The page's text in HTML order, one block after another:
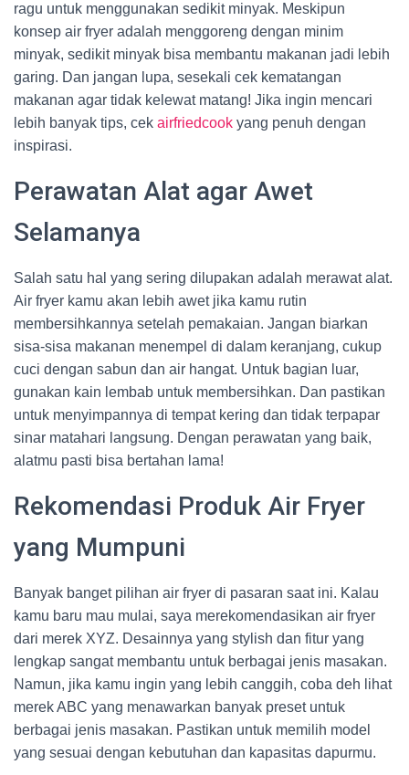
ragu untuk menggunakan sedikit minyak. Meskipun
konsep air fryer adalah menggoreng dengan minim
minyak, sedikit minyak bisa membantu makanan jadi lebih
garing. Dan jangan lupa, sesekali cek kematangan
makanan agar tidak kelewat matang! Jika ingin mencari
lebih banyak tips, cek airfriedcook yang penuh dengan
inspirasi.
Perawatan Alat agar Awet
Selamanya
Salah satu hal yang sering dilupakan adalah merawat alat.
Air fryer kamu akan lebih awet jika kamu rutin
membersihkannya setelah pemakaian. Jangan biarkan
sisa-sisa makanan menempel di dalam keranjang, cukup
cuci dengan sabun dan air hangat. Untuk bagian luar,
gunakan kain lembab untuk membersihkan. Dan pastikan
untuk menyimpannya di tempat kering dan tidak terpapar
sinar matahari langsung. Dengan perawatan yang baik,
alatmu pasti bisa bertahan lama!
Rekomendasi Produk Air Fryer
yang Mumpuni
Banyak banget pilihan air fryer di pasaran saat ini. Kalau
kamu baru mau mulai, saya merekomendasikan air fryer
dari merek XYZ. Desainnya yang stylish dan fitur yang
lengkap sangat membantu untuk berbagai jenis masakan.
Namun, jika kamu ingin yang lebih canggih, coba deh lihat
merek ABC yang menawarkan banyak preset untuk
berbagai jenis masakan. Pastikan untuk memilih model
yang sesuai dengan kebutuhan dan kapasitas dapurmu.